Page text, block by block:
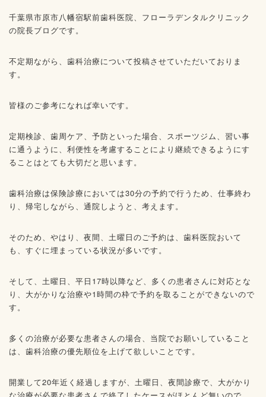
千葉県市原市八幡宿駅前歯科医院、フローラデンタルクリニック
の院長ブログです。
不定期ながら、歯科治療について投稿させていただいておりま
す。
皆様のご参考になれば幸いです。
定期検診、歯周ケア、予防といった場合、スポーツジム、習い事
に通うように、利便性を考慮することにより継続できるようにす
ることはとても大切だと思います。
歯科治療は保険診療においては30分の予約で行うため、仕事終わ
り、帰宅しながら、通院しようと、考えます。
そのため、やはり、夜間、土曜日のご予約は、歯科医院おいて
も、すぐに埋まっている状況が多いです。
そして、土曜日、平日17時以降など、多くの患者さんに対応とな
り、大がかりな治療や1時間の枠で予約を取ることができないので
す。
多くの治療が必要な患者さんの場合、当院でお願いしていること
は、歯科治療の優先順位を上げて欲しいことです。
開業して20年近く経過しますが、土曜日、夜間診療で、大がかり